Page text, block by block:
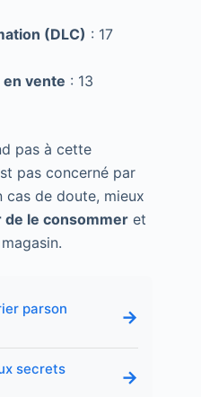
(DLC) : 17
en vente : 13
pas à cette
pas concerné par
de doute, mieux
de le consommer et
parson
→
secrets
→